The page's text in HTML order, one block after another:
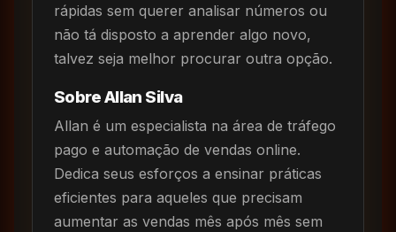
rápidas sem querer analisar números ou
não tá disposto a aprender algo novo,
talvez seja melhor procurar outra opção.
Sobre Allan Silva
Allan é um especialista na área de tráfego
pago e automação de vendas online.
Dedica seus esforços a ensinar práticas
eficientes para aqueles que precisam
aumentar as vendas mês após mês sem